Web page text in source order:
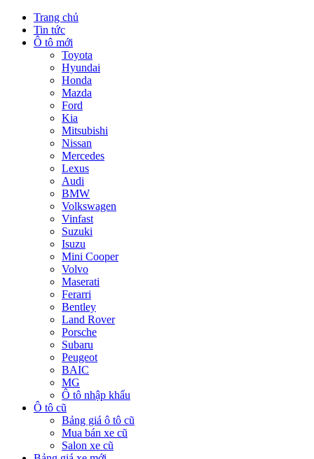
Trang chủ
Tin tức
Ô tô mới
Toyota
Hyundai
Honda
Mazda
Ford
Kia
Mitsubishi
Nissan
Mercedes
Lexus
Audi
BMW
Volkswagen
Vinfast
Suzuki
Isuzu
Mini Cooper
Volvo
Maserati
Ferarri
Bentley
Land Rover
Porsche
Subaru
Peugeot
BAIC
MG
Ô tô nhập khẩu
Ô tô cũ
Bảng giá ô tô cũ
Mua bán xe cũ
Salon xe cũ